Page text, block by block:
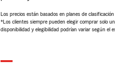
Los precios están basados en planes de
*Los clientes siempre pueden elegir comprar solo
disponibilidad y elegibilidad podrían variar según el